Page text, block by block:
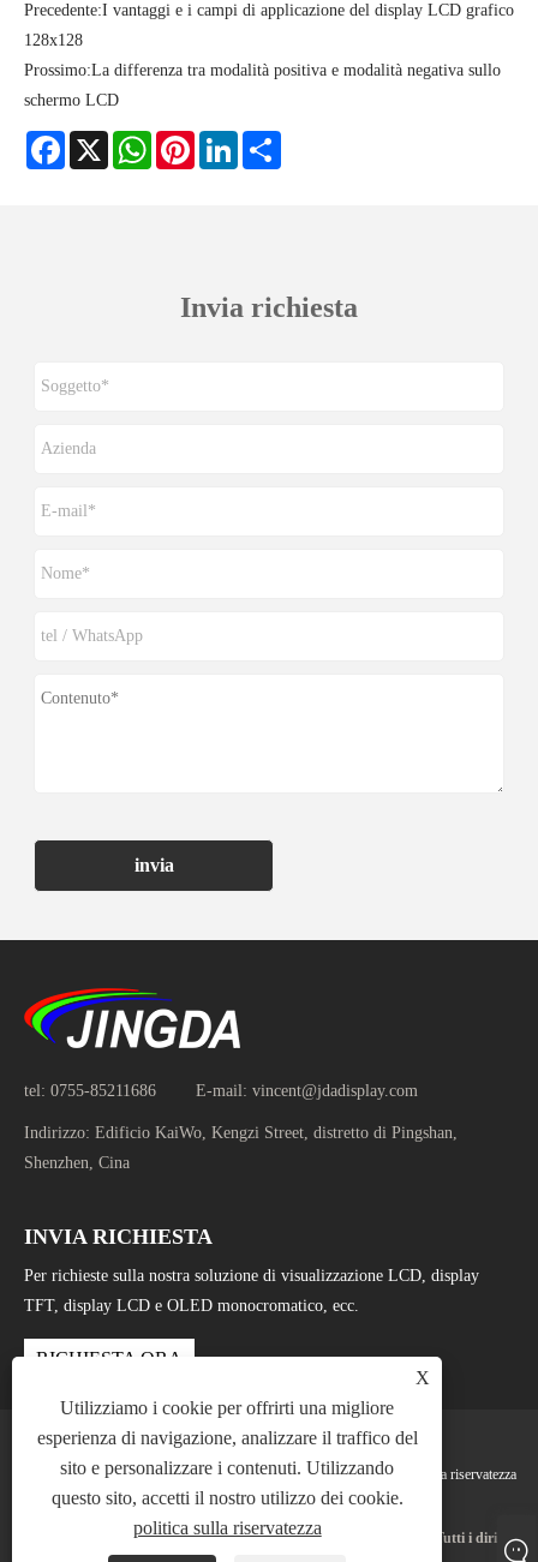
Precedente:I vantaggi e i campi di applicazione del display LCD grafico
128x128
Prossimo:La differenza tra modalità positiva e modalità negativa sullo
schermo LCD
Facebook
X WhatsAppPinterestLinkedIn
Invia richiesta
invia
tel: 0755-85211686 E-mail: vincent@jdadisplay.com
Indirizzo: Edificio KaiWo, Kengzi Street, distretto di Pingshan,
Shenzhen, Cina
INVIA RICHIESTA
Per richieste sulla nostra soluzione di visualizzazione LCD, display
TFT, display LCD e OLED monocromatico, ecc.
RICHIESTA ORA
Links Sitemap RSS XML politica sulla riservatezza
Copyright © 2025 Shenzhen Jingda Display Technology Co., Ltd. Tutti i diritti
X
Utilizziamo i cookie per offrirti una migliore
esperienza di navigazione, analizzare il traffico del
sito e personalizzare i contenuti. Utilizzando
questo sito, accetti il ​​nostro utilizzo dei cookie.
politica sulla riservatezza